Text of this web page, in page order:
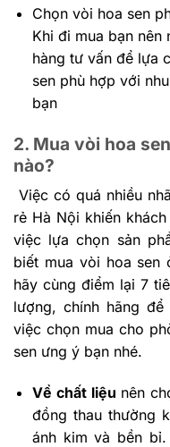
Chọn vòi hoa sen
Khi đi mua bạn nên
hàng tư vấn để lựa
sen phù hợp với
bạn
2. Mua vòi hoa
nào?
Việc có quá nhiều
rẻ Hà Nội khiến
việc lựa chọn sản
biết mua vòi hoa sen
hãy cùng điểm lại 7
lượng, chính hãng
việc chọn mua cho
sen ưng ý bạn nhé.
Về chất liệu nên
đồng thau thường
ánh kim và bền